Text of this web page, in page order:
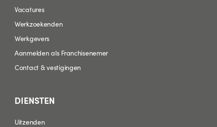
Vacatures
Werkzoekenden
Werkgevers
Aanmelden als Franchisenemer
Contact & vestigingen
DIENSTEN
Uitzenden